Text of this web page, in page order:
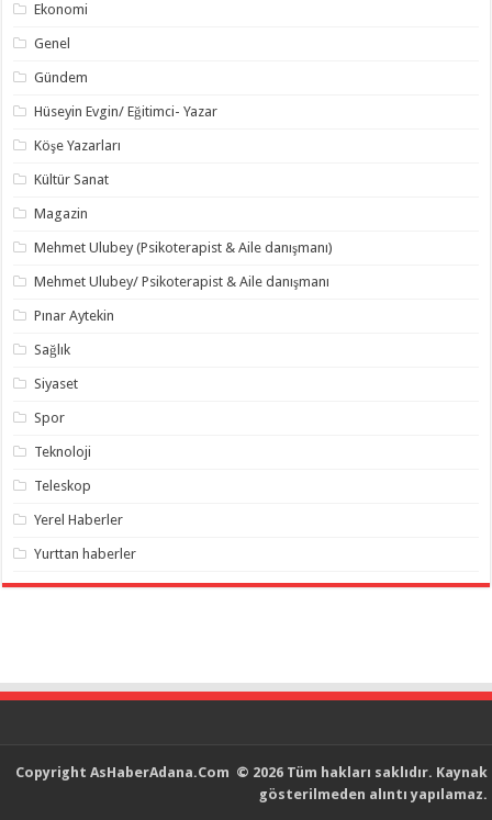
Ekonomi
Genel
Gündem
Hüseyin Evgin/ Eğitimci- Yazar
Köşe Yazarları
Kültür Sanat
Magazin
Mehmet Ulubey (Psikoterapist & Aile danışmanı)
Mehmet Ulubey/ Psikoterapist & Aile danışmanı
Pınar Aytekin
Sağlık
Siyaset
Spor
Teknoloji
Teleskop
Yerel Haberler
Yurttan haberler
Copyright AsHaberAdana.Com © 2026 Tüm hakları saklıdır. Kaynak
gösterilmeden alıntı yapılamaz.